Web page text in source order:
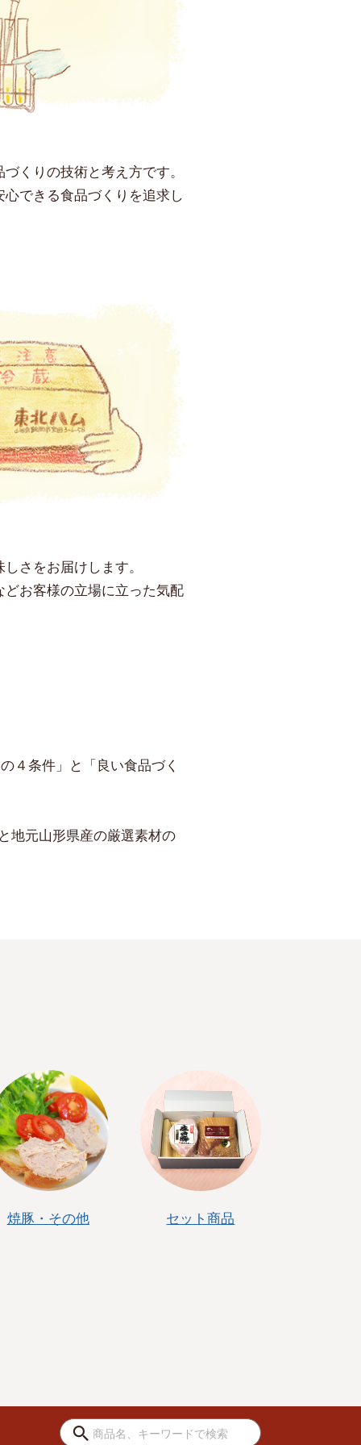
くりの技術と考え方です。
できる食品づくりを追求し
さをお届けします。
お客様の立場に立った気配
４条件」と「良い食品づく
地元山形県産の厳選素材の
焼豚・その他 セット商品